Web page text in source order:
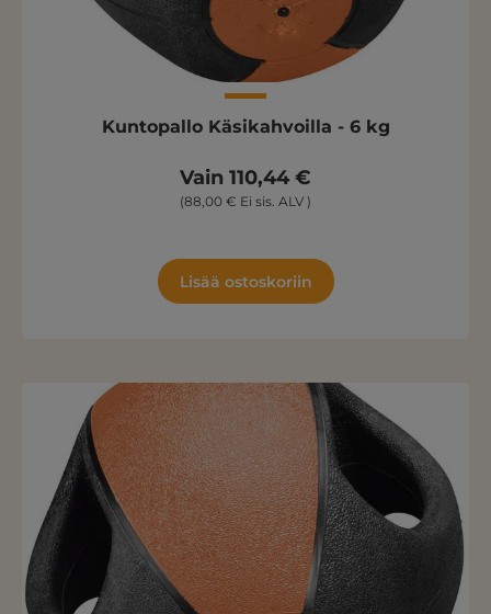
Kuntopallo Käsikahvoilla - 6 kg
Vain 110,44 €
(88,00 € Ei sis. ALV )
Lisää ostoskoriin